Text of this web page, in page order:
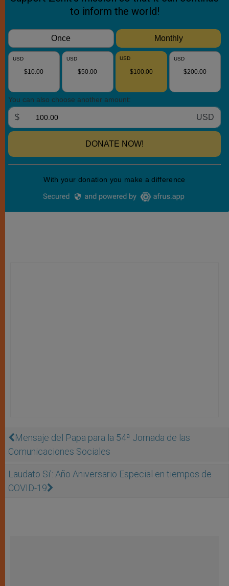
Mensaje del Papa para la 54ª Jornada de las
Comunicaciones Sociales
Laudato Si': Año Aniversario Especial en tiempos de
COVID-19